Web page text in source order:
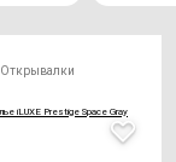
Открывалки